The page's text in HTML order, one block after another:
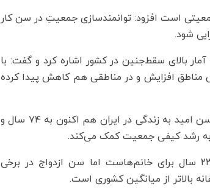
است افزود: توانمندسازی جمعیتِ در سن کار
شود.
آمار بالای سقط‌جنین در کشور اشاره کرد و گفت: با
مناطق افزایش و در مناطقی هم کاهش پیدا کرده
وی با بیان اینکه نیازمند بازگشت به تعادل جمعیتی هستیم گفت: سن امید به زندگی در ایران هم اکنون به ۷۴ سال و
محزون یادآور شد: میانگین سن ازدواج ۲۴ سال برای آقایان و ۲۳ سال برای خانم‌هاست اما سن ازدواج در برخی
بالاتر از میانگین کشوری است.